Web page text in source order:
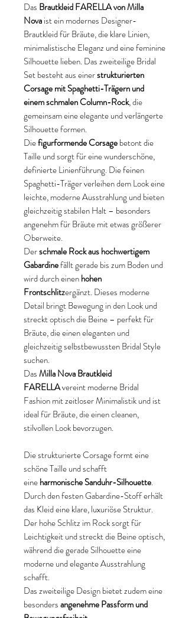
Das Brautkleid FARELLA von Milla
Novaist ein modernes Designer-
Brautkleid für Bräute, die klare Linien,
minimalistische Eleganz und eine feminine
Silhouette lieben. Das zweiteilige Bridal
Set besteht aus einerstrukturierten
Corsage mit Spaghetti-Trägern und
einem schmalen Column-Rock, die
gemeinsam eine elegante und verlängerte
Silhouette formen.
Diefigurformende Corsagebetont die
Taille und sorgt für eine wunderschöne,
definierte Linienführung. Die feinen
Spaghetti-Träger verleihen dem Look eine
leichte, moderne Ausstrahlung und bieten
gleichzeitig stabilen Halt – besonders
angenehm für Bräute mit etwas größerer
Oberweite.
Derschmale Rock aus hochwertigem
Gabardinefällt gerade bis zum Boden und
wird durch einenhohen
Frontschlitzergänzt. Dieses moderne
Detail bringt Bewegung in den Look und
streckt optisch die Beine – perfekt für
Bräute, die einen eleganten und
gleichzeitig selbstbewussten Bridal Style
suchen.
DasMilla Nova Brautkleid
FARELLAvereint moderne Bridal
Fashion mit zeitloser Minimalistik und ist
ideal für Bräute, die einen cleanen,
stilvollen Look bevorzugen.
Die strukturierte Corsage formt eine
schöne Taille und schafft
eineharmonische Sanduhr-Silhouette.
Durch den festen Gabardine-Stoff erhält
das Kleid eine klare, luxuriöse Struktur.
Der hohe Schlitz im Rock sorgt für
Leichtigkeit und streckt die Beine optisch,
während die gerade Silhouette eine
moderne und elegante Ausstrahlung
schafft.
Das zweiteilige Design bietet zudem eine
besondersangenehme Passform und